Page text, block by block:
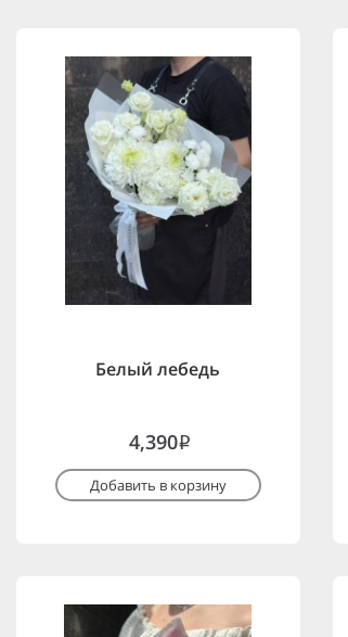
Белый лебедь
4,390i
Добавить в корзину